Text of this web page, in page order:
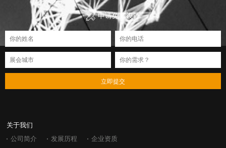
申请免费设计
立即提交
关于我们
公司简介 发展历程 企业资质